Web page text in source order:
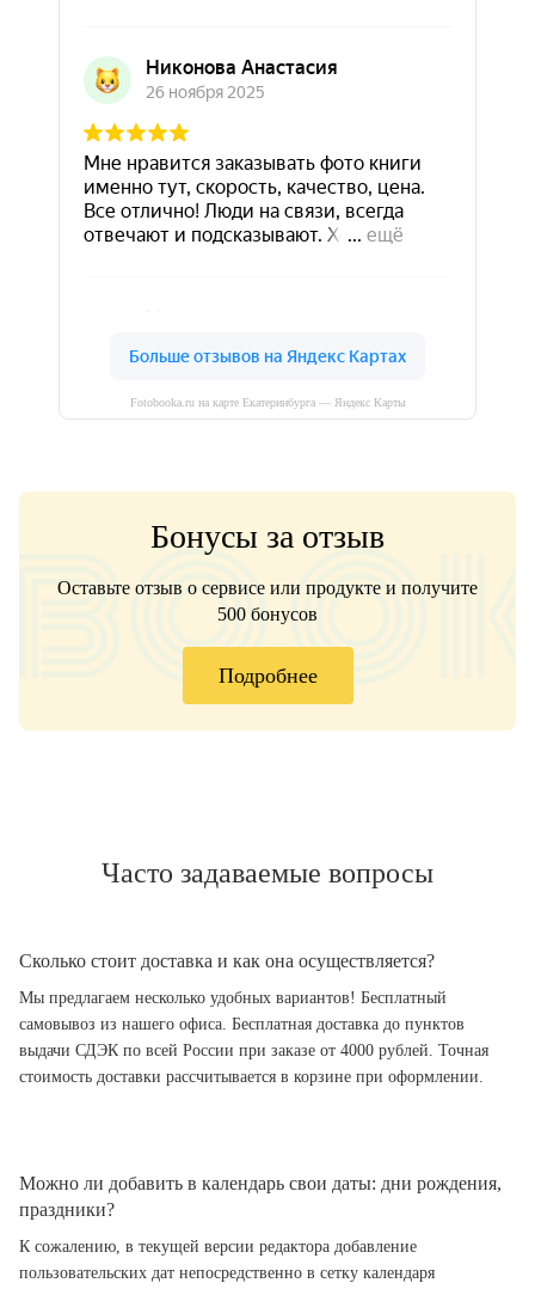
Fotobooka.ru на карте Екатеринбурга — Яндекс Карты
Бонусы за отзыв
Оставьте отзыв о сервисе или продукте и получите
500 бонусов
Подробнее
Часто задаваемые вопросы
Сколько стоит доставка и как она осуществляется?
Мы предлагаем несколько удобных вариантов! Бесплатный
самовывоз из нашего офиса. Бесплатная доставка до пунктов
выдачи СДЭК по всей России при заказе от 4000 рублей. Точная
стоимость доставки рассчитывается в корзине при оформлении.
Можно ли добавить в календарь свои даты: дни рождения,
праздники?
К сожалению, в текущей версии редактора добавление
пользовательских дат непосредственно в сетку календаря